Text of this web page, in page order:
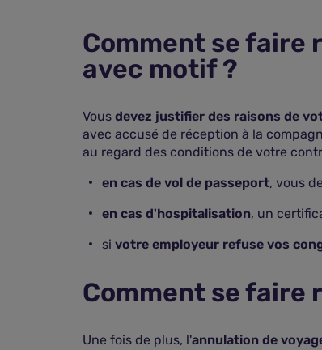
Comment se faire
avec motif ?
Vous devez justifier des raisons de
avec accusé de réception à la
au regard des conditions de votre
en cas de vol de passeport, vous
en cas d'hospitalisation, un
si votre employeur refuse vos
Comment se faire
Une fois de plus, l'annulation de